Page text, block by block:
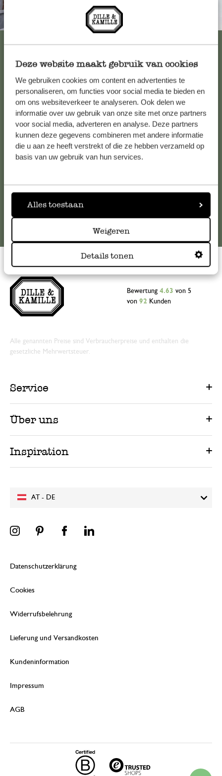
Deze website maakt gebruik van cookies
We gebruiken cookies om content en advertenties te
personaliseren, om functies voor social media te bieden en
om ons websiteverkeer te analyseren. Ook delen we
informatie over uw gebruik van onze site met onze partners
voor social media, adverteren en analyse. Deze partners
kunnen deze gegevens combineren met andere informatie
die u aan ze heeft verstrekt of die ze hebben verzameld op
basis van uw gebruik van hun services.
Alles toestaan
Weigeren
Details tonen
Immer in der Nähe
Kundenservice/Hilfe
Falls Sie Fragen haben oder Tipps und Hilfe brauchen, wenden
Sie sich bitte an unseren Kundenservice. Oder lesen Sie hier
die Antworten aufhäufig gestellte Fragen.
Online-Kundenservice
AT - DE
Bewertung 4.63 von 5
von 92 Kunden
Alle genannten Preise sind Verbraucherpreise und enthalten die
gesetzliche Mehrwertsteuer.
Service
Über uns
Inspiration
Datenschutzerklärung
Cookies
Widerrufsbelehrung
Lieferung und Versandkosten
Kundeninformation
Impressum
AGB